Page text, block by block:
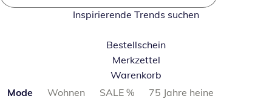
Inspirierende Trends suchen
Bestellschein
Merkzettel
Warenkorb
Produktkategorien überspringen
Mode Wohnen SALE %
75 Jahre heine